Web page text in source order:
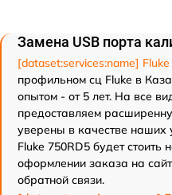
Замена USB порта
[dataset:services:name]
профильном сц Fluke в
опытом - от 5 лет. На все
предоставляем
уверены в качестве наших
Fluke 750RD5 будет
оформлении заказа на
обратной связи.